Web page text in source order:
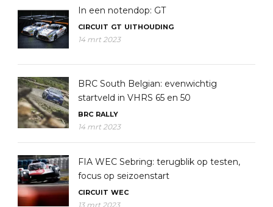
In een notendop: GT
CIRCUIT GT UITHOUDING
14 mrt 2023
BRC South Belgian: evenwichtig
startveld in VHRS 65 en 50
BRC RALLY
14 mrt 2023
FIA WEC Sebring: terugblik op testen,
focus op seizoenstart
CIRCUIT WEC
13 mrt 2023